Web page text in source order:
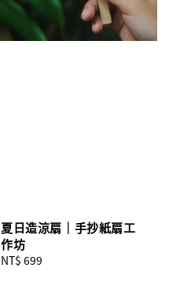
夏日造涼扇｜手抄紙扇工
作坊
Regular
NT$ 699